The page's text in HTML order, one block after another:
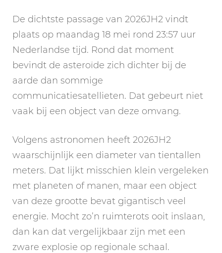
De dichtste passage van 2026JH2 vindt
plaats op maandag 18 mei rond 23:57 uur
Nederlandse tijd. Rond dat moment
bevindt de asteroïde zich dichter bij de
aarde dan sommige
communicatiesatellieten. Dat gebeurt niet
vaak bij een object van deze omvang.
Volgens astronomen heeft 2026JH2
waarschijnlijk een diameter van tientallen
meters. Dat lijkt misschien klein vergeleken
met planeten of manen, maar een object
van deze grootte bevat gigantisch veel
energie. Mocht zo’n ruimterots ooit inslaan,
dan kan dat vergelijkbaar zijn met een
zware explosie op regionale schaal.